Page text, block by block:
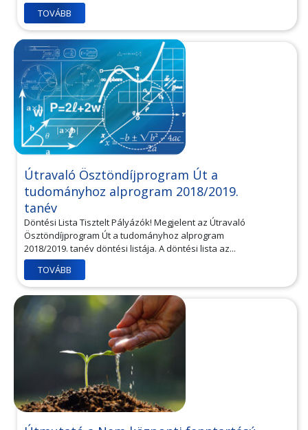
TOVÁBB
Útravaló Ösztöndíjprogram Út a
tudományhoz alprogram 2018/2019.
tanév
Döntési Lista Tisztelt Pályázók! Megjelent az Útravaló
Ösztöndíjprogram Út a tudományhoz alprogram
2018/2019. tanév döntési listája. A döntési lista az...
TOVÁBB